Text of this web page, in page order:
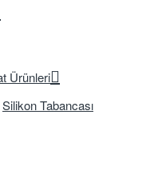
Ürünleri
Silikon Tabancası